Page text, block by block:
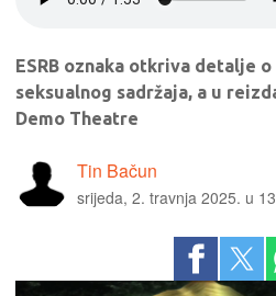
ESRB oznaka otkriva detalje
seksualnog sadržaja, a u
Demo Theatre
Tin Bačun
srijeda, 2. travnja 2025. u